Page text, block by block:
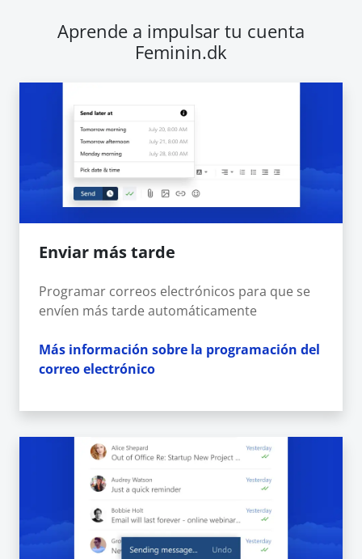
Aprende a impulsar tu cuenta
Feminin.dk
Enviar más tarde
Programar correos electrónicos para que se
envíen más tarde automáticamente
Más información sobre la programación del
correo electrónico